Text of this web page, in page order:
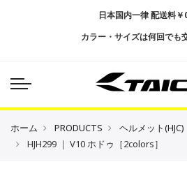
日本国内一律 配送料
カラー・サイズは何回でも
ホーム PRODUCTS ヘルメット(HJC)
HJH299 ｜ V10 ホドゥ［2colors］